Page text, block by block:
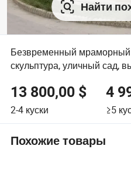
Найти
Безвременный мраморный
скульптура, уличный сад,
13 800,00 $
2-4 куски
4
≥5
Похожие товары